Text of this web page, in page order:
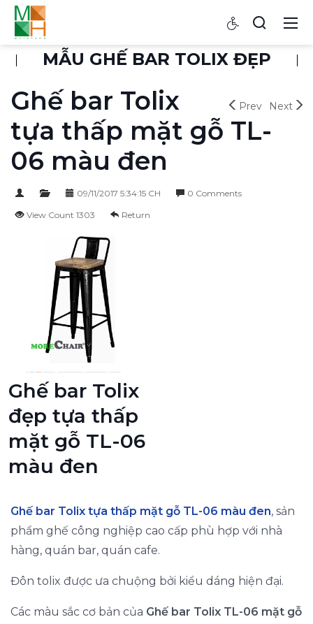
MẪU GHẾ BAR TOLIX ĐẸP
Prev Next
Ghế bar Tolix
tựa thấp mặt gỗ TL-
06 màu đen
09/11/2017 5:34:15 CH 0 Comments
View Count 1303 Return
Ghế bar Tolix
đẹp tựa thấp
mặt gỗ TL-06
màu đen
Ghế bar Tolix tựa thấp mặt gỗ TL-06 màu đen, sản
phẩm ghế công nghiệp cao cấp phù hợp với nhà
hàng, quán bar, quán cafe.
Đôn tolix được ưa chuộng bởi kiểu dáng hiện đại.
Các màu sắc cơ bản của Ghế bar Tolix TL-06 mặt gỗ